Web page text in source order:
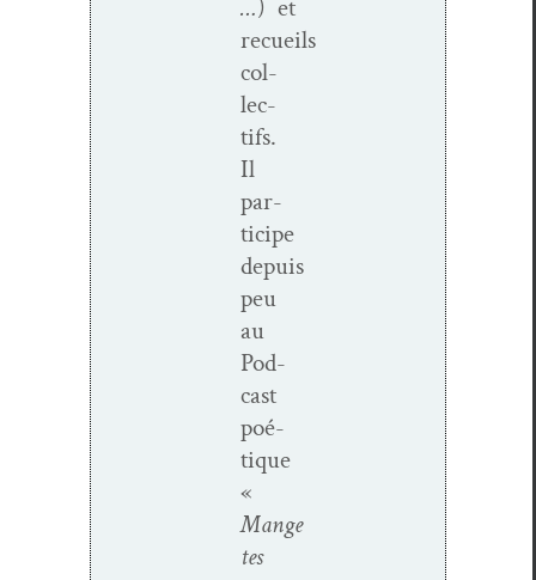
…) et
recueils
col­
lec­
tifs.
Il
par­
ticipe
depuis
peu
au
Pod­
cast
poé­
tique
«
Mange
tes